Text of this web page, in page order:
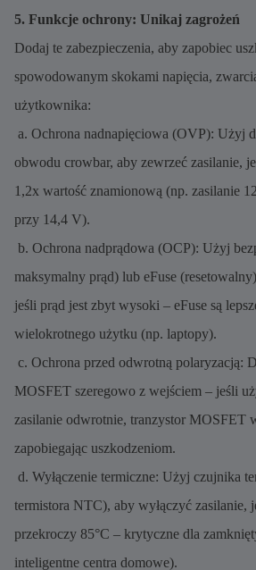
5. Funkcje ochrony: Unikaj zagrożeń
Dodaj te zabezpieczenia, aby zapobiec
spowodowanym skokami napięcia,
użytkownika:
a. Ochrona nadnapięciowa (OVP): Użyj
obwodu crowbar, aby zewrzeć zasilanie,
1,2x wartość znamionową (np. zasilanie
przy 14,4 V).
b. Ochrona nadprądowa (OCP): Użyj
maksymalny prąd) lub eFuse
jeśli prąd jest zbyt wysoki – eFuse są
wielokrotnego użytku (np. laptopy).
c. Ochrona przed odwrotną polaryzacją:
MOSFET szeregowo z wejściem – jeśli
zasilanie odwrotnie, tranzystor MOSFET
zapobiegając uszkodzeniom.
d. Wyłączenie termiczne: Użyj czujnika
termistora NTC), aby wyłączyć zasilanie,
przekroczy 85°C – krytyczne dla
inteligentne centra domowe).